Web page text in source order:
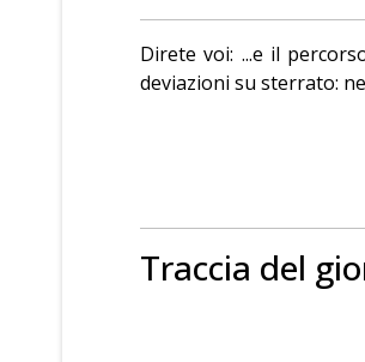
Direte voi: ...e il
deviazioni su sterrato:
Traccia del